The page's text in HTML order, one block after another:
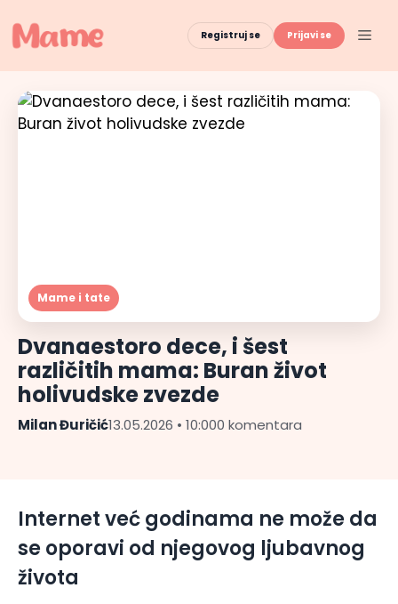
to
content
Registruj se Prijavi se
Mame i tate
Dvanaestoro dece, i šest
različitih mama: Buran život
holivudske zvezde
Milan Đuričić13.05.2026 • 10:000 komentara
Internet već godinama ne može da
se oporavi od njegovog ljubavnog
života